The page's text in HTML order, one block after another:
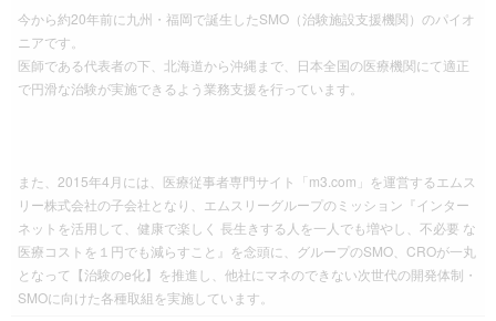
今から約20年前に九州・福岡で誕生したSMO（治験施設支援機関）のパイオ
ニアです。
医師である代表者の下、北海道から沖縄まで、日本全国の医療機関にて適正
で円滑な治験が実施できるよう業務支援を行っています。
また、2015年4月には、医療従事者専門サイト「m3.com」を運営するエムス
リー株式会社の子会社となり、エムスリーグループのミッション『インター
ネットを活用して、健康で楽しく 長生きする人を一人でも増やし、不必要 な
医療コストを１円でも減らすこと』を念頭に、グループのSMO、CROが一丸
となって【治験のe化】を推進し、他社にマネのできない次世代の開発体制・
SMOに向けた各種取組を実施しています。